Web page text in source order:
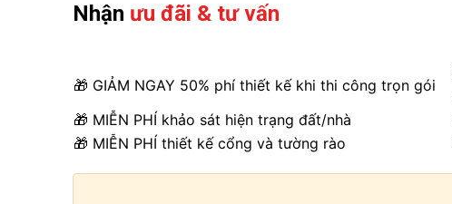
Nhận ưu đãi & tư vấn
🎁 GIẢM NGAY 50% phí thiết kế khi thi công trọn gói
🎁 MIỄN PHÍ khảo sát hiện trạng đất/nhà
🎁 MIỄN PHÍ thiết kế cổng và tường rào